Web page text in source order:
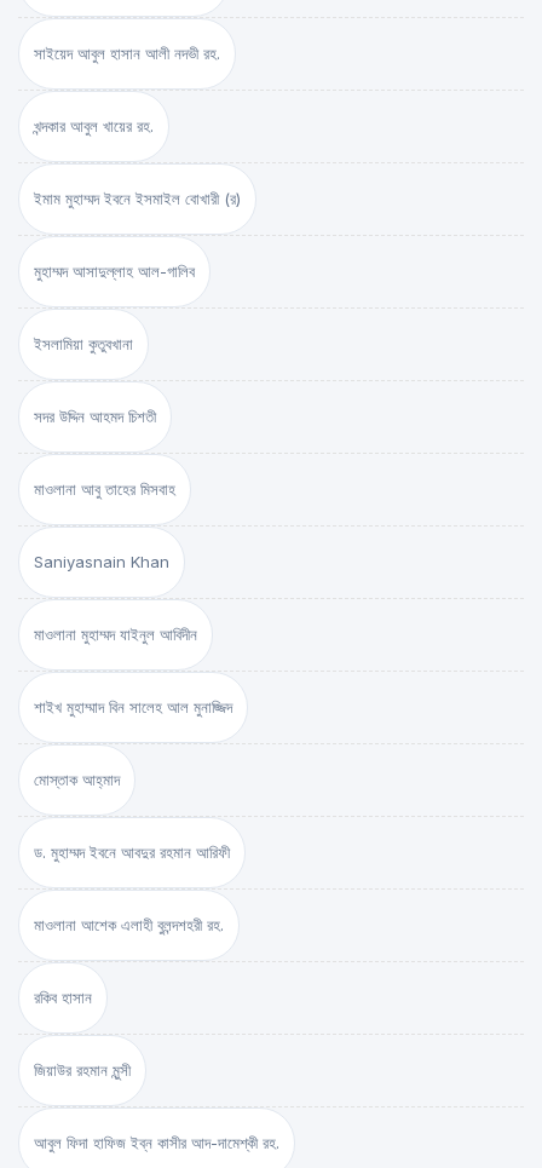
সাইয়েদ আবুল হাসান আলী নদভী রহ.
খন্দকার আবুল খায়ের রহ.
ইমাম মুহাম্মদ ইবনে ইসমাইল বোখারী (র)
মুহাম্মদ আসাদুল্লাহ আল-গালিব
ইসলামিয়া কুতুবখানা
সদর উদ্দিন আহমদ চিশতী
মাওলানা আবু তাহের মিসবাহ
Saniyasnain Khan
মাওলানা মুহাম্মদ যাইনুল আবিদীন
শাইখ মুহাম্মাদ বিন সালেহ আল মুনাজ্জিদ
মোস্তাক আহ্‌মাদ
ড. মুহাম্মদ ইবনে আবদুর রহমান আরিফী
মাওলানা আশেক এলাহী বুলন্দশহরী রহ.
রকিব হাসান
জিয়াউর রহমান মুন্সী
আবুল ফিদা হাফিজ ইব্‌ন কাসীর আদ-দামেশ্‌কী রহ.